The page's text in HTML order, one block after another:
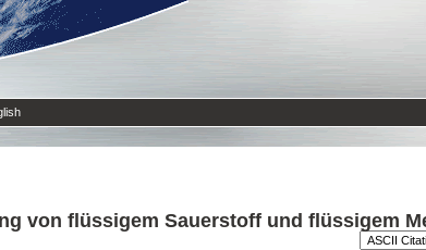
von flüssigem Sauerstoff und flüssigem